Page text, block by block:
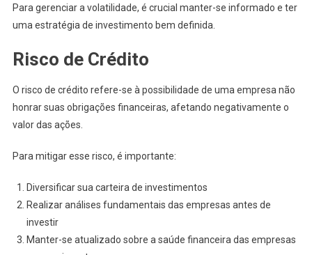
Para gerenciar a volatilidade, é crucial manter-se informado e ter
uma estratégia de investimento bem definida.
Risco de Crédito
O risco de crédito refere-se à possibilidade de uma empresa não
honrar suas obrigações financeiras, afetando negativamente o
valor das ações.
Para mitigar esse risco, é importante:
Diversificar sua carteira de investimentos
Realizar análises fundamentais das empresas antes de
investir
Manter-se atualizado sobre a saúde financeira das empresas